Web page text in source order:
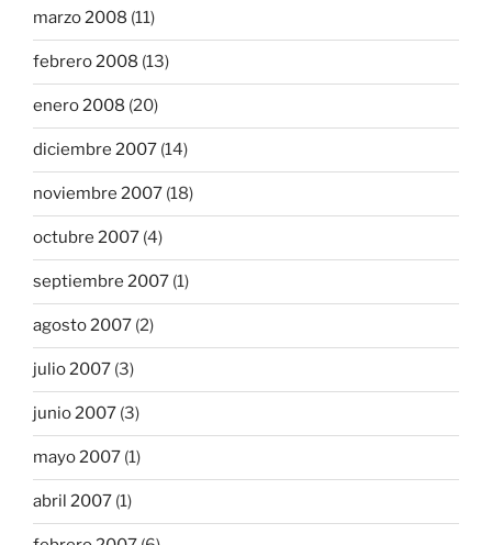
marzo 2008 (11)
febrero 2008 (13)
enero 2008 (20)
diciembre 2007 (14)
noviembre 2007 (18)
octubre 2007 (4)
septiembre 2007 (1)
agosto 2007 (2)
julio 2007 (3)
junio 2007 (3)
mayo 2007 (1)
abril 2007 (1)